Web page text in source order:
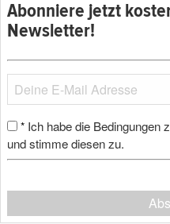
Abonniere jetzt
Newsletter!
* Ich habe die Bedingungen
und stimme diesen zu.